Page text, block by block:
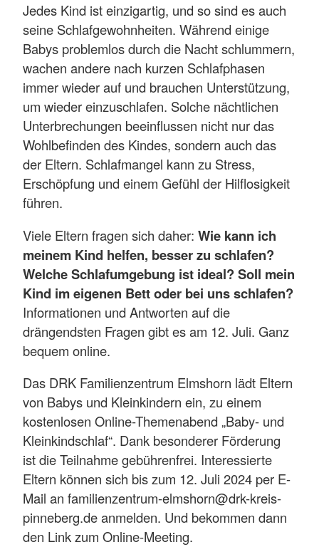
Jedes Kind ist einzigartig, und so sind es auch
seine Schlafgewohnheiten. Während einige
Babys problemlos durch die Nacht schlummern,
wachen andere nach kurzen Schlafphasen
immer wieder auf und brauchen Unterstützung,
um wieder einzuschlafen. Solche nächtlichen
Unterbrechungen beeinflussen nicht nur das
Wohlbefinden des Kindes, sondern auch das
der Eltern. Schlafmangel kann zu Stress,
Erschöpfung und einem Gefühl der Hilflosigkeit
führen.
Viele Eltern fragen sich daher: Wie kann ich
meinem Kind helfen, besser zu schlafen?
Welche Schlafumgebung ist ideal? Soll mein
Kind im eigenen Bett oder bei uns schlafen?
Informationen und Antworten auf die
drängendsten Fragen gibt es am 12. Juli. Ganz
bequem online.
Das DRK Familienzentrum Elmshorn lädt Eltern
von Babys und Kleinkindern ein, zu einem
kostenlosen Online-Themenabend „Baby- und
Kleinkindschlaf“. Dank besonderer Förderung
ist die Teilnahme gebührenfrei. Interessierte
Eltern können sich bis zum 12. Juli 2024 per E-
Mail an familienzentrum-elmshorn@drk-kreis-
pinneberg.de anmelden. Und bekommen dann
den Link zum Online-Meeting.